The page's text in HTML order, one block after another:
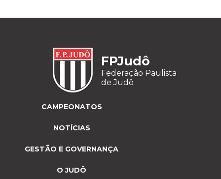
FPJudô
Federação Paulista
de Judô
CAMPEONATOS
NOTÍCIAS
GESTÃO E GOVERNANÇA
O JUDÔ